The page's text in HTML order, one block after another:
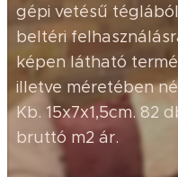
gépi vetésű
beltéri
képen látható
illetve méretében
Kb. 15x7x1,5cm. 82
bruttó m2 ár.